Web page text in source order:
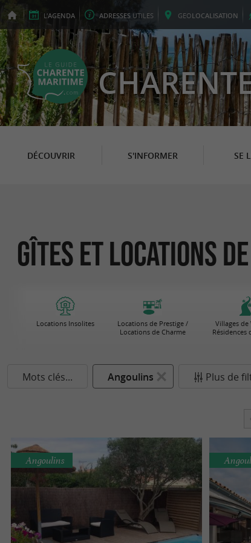
L'AGENDA ADRESSES UTILES GEOLOCALISATION
DÉCOUVRIR S'INFORMER SE
Gîtes et Locations
Locations Insolites
Locations de Prestige /
Locations de Charme
Villages de
Résidences
Mots clés... Angoulins Plus de
Angoulins